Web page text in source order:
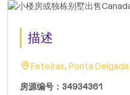
描述
Feteiras, Ponta Delgada
房源编号：34934361